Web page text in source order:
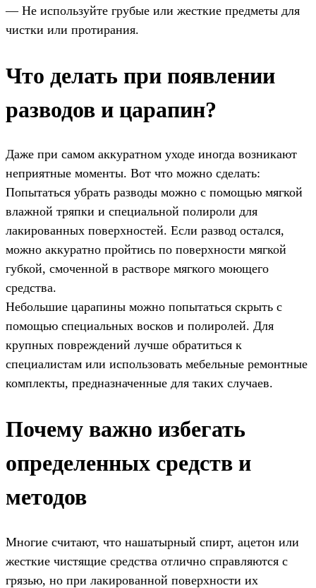
— Не используйте грубые или жесткие предметы для
чистки или протирания.
Что делать при появлении
разводов и царапин?
Даже при самом аккуратном уходе иногда возникают
неприятные моменты. Вот что можно сделать:
Попытаться убрать разводы можно с помощью мягкой
влажной тряпки и специальной полироли для
лакированных поверхностей. Если развод остался,
можно аккуратно пройтись по поверхности мягкой
губкой, смоченной в растворе мягкого моющего
средства.
Небольшие царапины можно попытаться скрыть с
помощью специальных восков и полиролей. Для
крупных повреждений лучше обратиться к
специалистам или использовать мебельные ремонтные
комплекты, предназначенные для таких случаев.
Почему важно избегать
определенных средств и
методов
Многие считают, что нашатырный спирт, ацетон или
жесткие чистящие средства отлично справляются с
грязью, но при лакированной поверхности их